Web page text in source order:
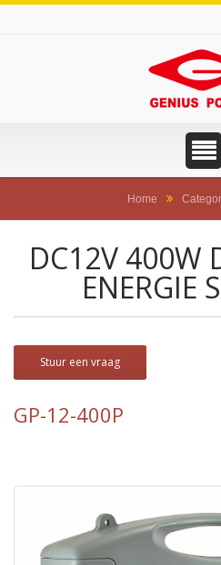
Home
DC12V 400W
ENERGIE
Stuur een vraag
GP-12-400P